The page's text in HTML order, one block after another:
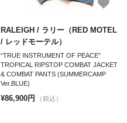
RALEIGH / ラリー（RED MOTEL
/ レッドモーテル）
“TRUE INSTRUMENT OF PEACE”
TROPICAL RIPSTOP COMBAT JACKET
& COMBAT PANTS (SUMMERCAMP
Ver.BLUE)
¥86,900円 （税込）